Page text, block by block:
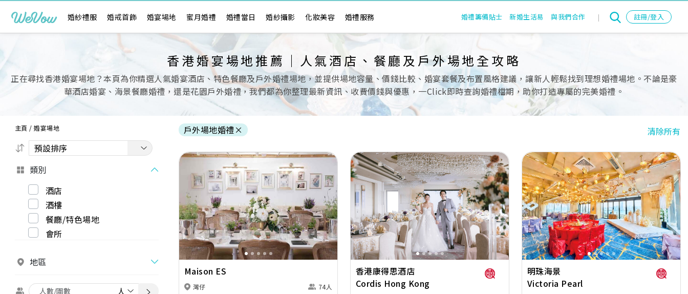
婚紗禮服 婚戒首飾 婚宴場地 蜜月婚禮 婚禮當日 婚紗攝影 化妝美容 婚禮服務 婚禮籌備貼士 新婚生活易 與我們合作 | 註冊/登入
香港婚宴場地推薦｜人氣酒店、餐廳及戶外場地全攻略
正在尋找香港婚宴場地？本頁為你精選人氣婚宴酒店、特色餐廳及戶外婚禮場地，並提供場地容量、價錢比較、婚宴套餐及布置風格建議，讓新人輕鬆找到理想婚禮場地。不論是豪
華酒店婚宴、海景餐廳婚禮，還是花園戶外婚禮，我們都為你整理最新資訊、收費價錢與優惠，一Click即時查詢婚禮檔期，助你打造專屬的完美婚禮。
主頁 /婚宴場地
類別
酒店
酒樓
餐廳/特色場地
會所
地區
戶外場地婚禮× 清除所有
Previous Next
Maison ES
灣仔 74人
Previous Next
香港康得思酒店
Cordis Hong Kong
Previous Next
明珠海景
Victoria Pearl